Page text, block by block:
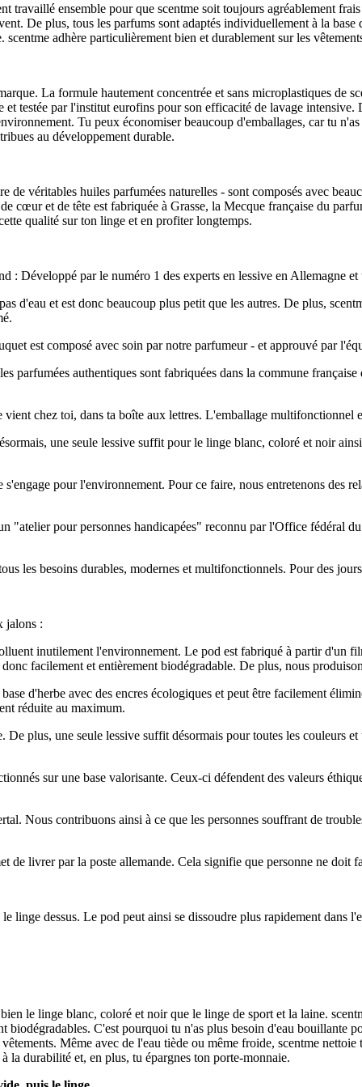
travaillé ensemble pour que scentme soit toujours agréablement
De plus, tous les parfums sont adaptés individuellement à la
adhère particulièrement bien et durablement sur les
La formule hautement concentrée et sans microplastiques de
et testée par l'institut eurofins pour son efficacité de lavage
Tu peux économiser beaucoup d'emballages, car tu
au développement durable.
de véritables huiles parfumées naturelles - sont composés avec
cœur et de tête est fabriquée à Grasse, la Mecque française du
qualité sur ton linge et en profiter longtemps.
: Développé par le numéro 1 des experts en lessive en Allemagne
d'eau et est donc beaucoup plus petit que les autres. De plus,
est composé avec soin par notre parfumeur - et approuvé par
parfumées authentiques sont fabriquées dans la commune
chez toi, dans ta boîte aux lettres. L'emballage
une seule lessive suffit pour le linge blanc, coloré et noir
pour l'environnement. Pour ce faire, nous entretenons des
"atelier pour personnes handicapées" reconnu par l'Office fédéral
les besoins durables, modernes et multifonctionnels. Pour des
jalons :
inutilement l'environnement. Le pod est fabriqué à partir d'un
facilement et entièrement biodégradable. De plus, nous
d'herbe avec des encres écologiques et peut être facilement
réduite au maximum.
De plus, une seule lessive suffit désormais pour toutes les couleurs
sur une base valorisante. Ceux-ci défendent des valeurs
Nous contribuons ainsi à ce que les personnes souffrant de
de livrer par la poste allemande. Cela signifie que personne ne doit
linge dessus. Le pod peut ainsi se dissoudre plus rapidement dans
le linge blanc, coloré et noir que le linge de sport et la laine.
biodégradables. C'est pourquoi tu n'as plus besoin d'eau bouillante
Même avec de l'eau tiède ou même froide, scentme
la durabilité et, en plus, tu épargnes ton porte-monnaie.